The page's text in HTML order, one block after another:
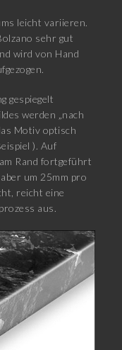
leicht variieren.
sehr gut
wird von Hand
gespiegelt
werden „nach
Motiv optisch
). Auf
Rand fortgeführt
um 25mm pro
reicht eine
aus.